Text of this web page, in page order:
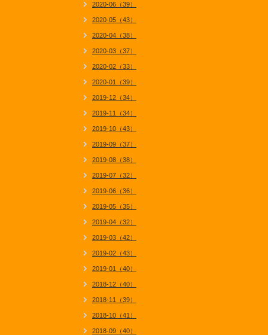
2020-06（39）
2020-05（43）
2020-04（38）
2020-03（37）
2020-02（33）
2020-01（39）
2019-12（34）
2019-11（34）
2019-10（43）
2019-09（37）
2019-08（38）
2019-07（32）
2019-06（36）
2019-05（35）
2019-04（32）
2019-03（42）
2019-02（43）
2019-01（40）
2018-12（40）
2018-11（39）
2018-10（41）
2018-09（40）